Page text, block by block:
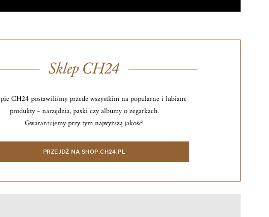
Sklep CH24
CH24 postawiliśmy przede wszystkim na popularne i lubiane
produkty – narzędzia, paski czy albumy o zegarkach.
Gwarantujemy przy tym najwyższą jakość!
PRZEJDŹ NA SHOP.CH24.PL